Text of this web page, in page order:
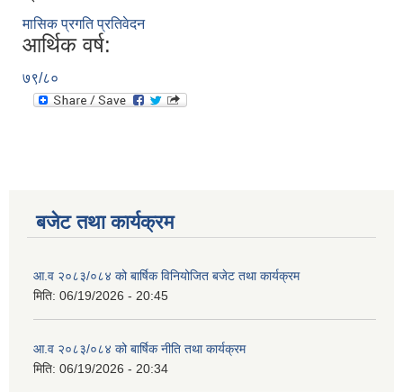
मासिक प्रगति प्रतिवेदन
आर्थिक वर्ष:
७९/८०
बजेट तथा कार्यक्रम
आ.व २०८३/०८४ को बार्षिक विनियोजित बजेट तथा कार्यक्रम
मिति: 06/19/2026 - 20:45
आ.व २०८३/०८४ को बार्षिक नीति तथा कार्यक्रम
मिति: 06/19/2026 - 20:34